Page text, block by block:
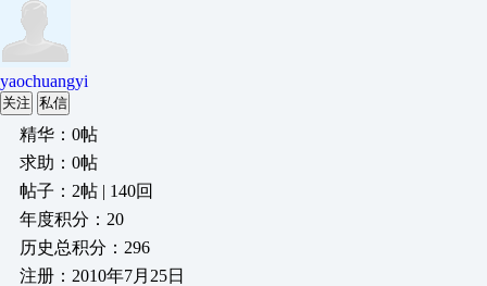
yaochuangyi
关注 私信
精华：0帖
求助：0帖
帖子：2帖 | 140回
年度积分：20
历史总积分：296
注册：2010年7月25日